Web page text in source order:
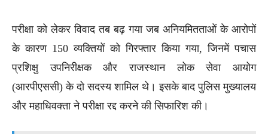
परीक्षा को लेकर विवाद तब बढ़ गया जब अनियमितताओं के आरोपों
के कारण 150 व्यक्तियों को गिरफ्तार किया गया, जिनमें पचास
प्रशिक्षु उपनिरीक्षक और राजस्थान लोक सेवा आयोग
(आरपीएससी) के दो सदस्य शामिल थे। इसके बाद पुलिस मुख्यालय
और महाधिवक्ता ने परीक्षा रद्द करने की सिफारिश की।